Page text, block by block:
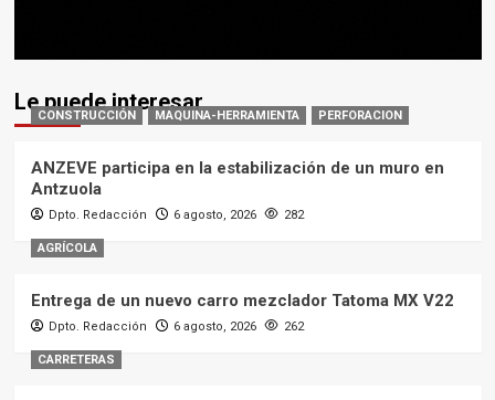
Le puede interesar
CONSTRUCCIÓN MAQUINA-HERRAMIENTA PERFORACION
ANZEVE participa en la estabilización de un muro en
Antzuola
Dpto. Redacción 6 agosto, 2026 282
AGRÍCOLA
Entrega de un nuevo carro mezclador Tatoma MX V22
Dpto. Redacción 6 agosto, 2026 262
CARRETERAS